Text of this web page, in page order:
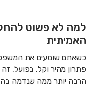
למה לא פשוט
האמיתית
כשאתם שומעים את
פתרון מהיר וקל. בפועל,
הרבה יותר ממה שנדמה